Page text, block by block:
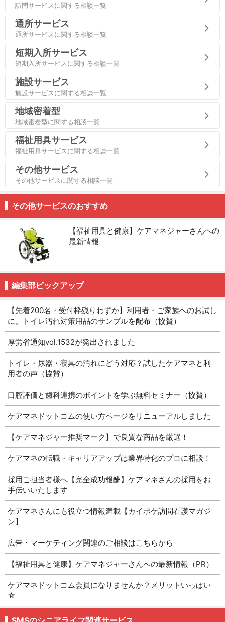
訪問サービスに関する相談一覧
通所サービス
通所サービスに関する相談一覧
短期入所サービス
短期入所サービスに関する相談一覧
施設サービス
施設サービスに関する相談一覧
地域密着型
地域密着型に関する相談一覧
福祉用具サービス
福祉用具サービスに関する相談一覧
その他サービス
その他サービスに関する相談一覧
その他サービスのおすすめ
【福祉用具と健康】ケアマネジャーさんへの
最新情報
編集部ピックアップ
【先着200名・受付枠残りわずか】利用者・ご家族へのお試し
に。トイレ汚れ対策用品のサンプルを配布（協賛）
厚労省通知vol.1532が発出されました
トイレ・尿器・寝具の汚れにどう対応？試したケアマネと利
用者の声（協賛）
口腔評価と歯科連携のポイントを学ぶ無料セミナー（協賛）
ケアマネドットコムの使い方ページをリニューアルしました
【ケアマネジャー推奨マーク】で良質な商品を厳選！
ケアマネの転職・キャリアアップは業界特化のプロに相談！
採用ご担当者様へ【完全成功報酬】ケアマネさんの採用をお
手伝いいたします
ケアマネさんにも役立つ情報満載【カイポケ訪問看護マガジ
ン】
広告・マーケティング関連のご相談はこちらから
【福祉用具と健康】ケアマネジャーさんへの最新情報（PR）
ケアマネドットコム会員になりませんか？メリットいっぱい
☆